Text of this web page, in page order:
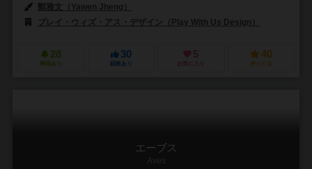
鄭雅文（Yawen Jheng）
プレイ・ウィズ・アス・デザイン（Play With Us Design）
28
興味あり
30
経験あり
5
お気に入り
40
持ってる
エーブス
Aves